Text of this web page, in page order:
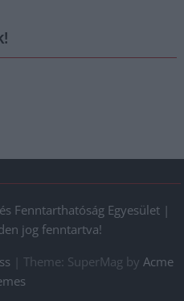
Fenntarthatóság Egyesület |
jog fenntartva!
Theme: SuperMag by Acme